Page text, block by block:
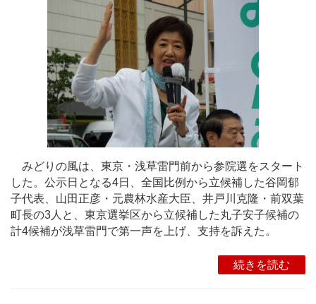
みどりの風は、東京・浅草雷門前から参院選をスタート
した。公示日となる4日、全国比例から立候補した谷岡郁
子代表、山田正彦・元農林水産大臣、井戸川克隆・前双葉
町長の3人と、東京選挙区から立候補した丸子安子候補の
計4候補が浅草雷門で第一声を上げ、支持を訴えた。
続きを読む